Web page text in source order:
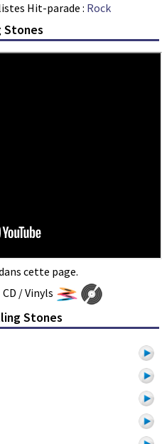
Hit-parade : Rock
Stones
cette page.
CD / Vinyls
Stones